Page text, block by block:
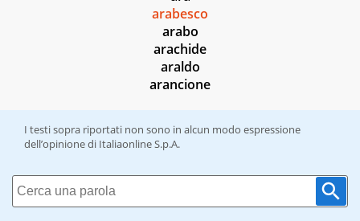
arabesco
arabo
arachide
araldo
arancione
I testi sopra riportati non sono in alcun modo espressione
dell’opinione di Italiaonline S.p.A.